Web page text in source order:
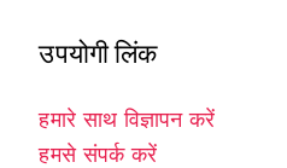
उपयोगी लिंक
हमारे साथ विज्ञापन करें
हमसे संपर्क करें